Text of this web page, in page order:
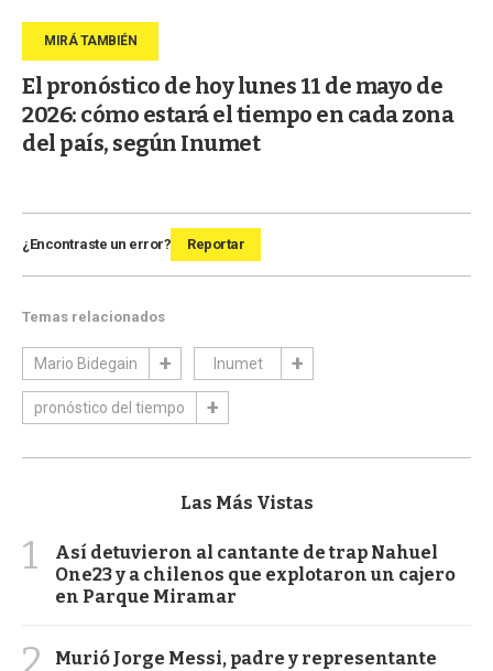
El pronóstico de hoy lunes 11 de mayo de
2026: cómo estará el tiempo en cada zona
del país, según Inumet
¿Encontraste un error? Reportar
Temas relacionados
Mario Bidegain Inumet
pronóstico del tiempo
Las Más Vistas
1
Así detuvieron al cantante de trap Nahuel
One23 y a chilenos que explotaron un cajero
en Parque Miramar
2
Murió Jorge Messi, padre y representante